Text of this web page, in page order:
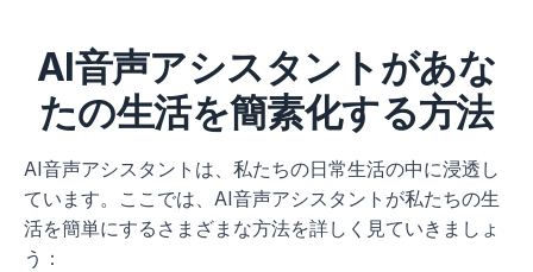
AI音声アシスタントがあな
たの生活を簡素化する方法
AI音声アシスタントは、私たちの日常生活の中に浸透し
ています。ここでは、AI音声アシスタントが私たちの生
活を簡単にするさまざまな方法を詳しく見ていきましょ
う：